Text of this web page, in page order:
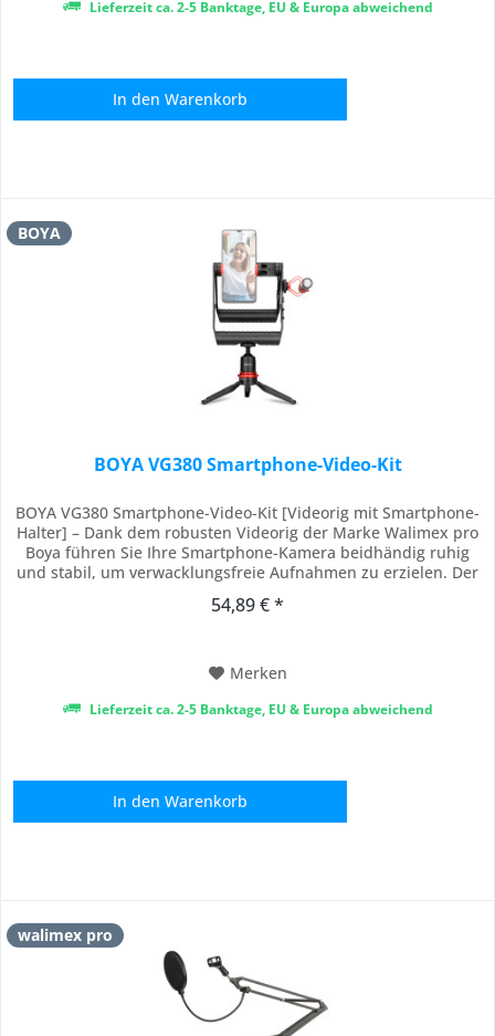
Lieferzeit ca. 2-5 Banktage, EU & Europa abweichend
In den Warenkorb
BOYA
BOYA VG380 Smartphone-Video-Kit
BOYA VG380 Smartphone-Video-Kit [Videorig mit Smartphone-
Halter] – Dank dem robusten Videorig der Marke Walimex pro
Boya führen Sie Ihre Smartphone-Kamera beidhändig ruhig
und stabil, um verwacklungsfreie Aufnahmen zu erzielen. Der
bis 88 mm Breite sicher. Vier Blitzschuhe ermöglichen die
54,89 € *
Merken
Lieferzeit ca. 2-5 Banktage, EU & Europa abweichend
In den Warenkorb
walimex pro